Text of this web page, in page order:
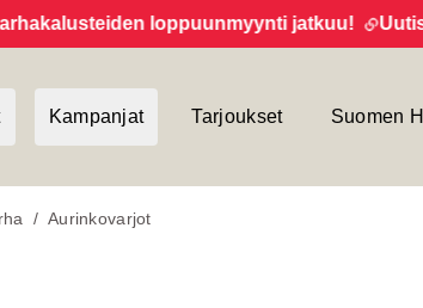
loppuunmyynti jatkuu!
Kampanjat Tarjoukset Suomen
/ Aurinkovarjot